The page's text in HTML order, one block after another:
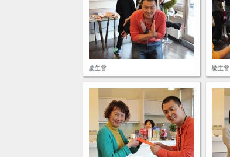
慶生會 慶生會